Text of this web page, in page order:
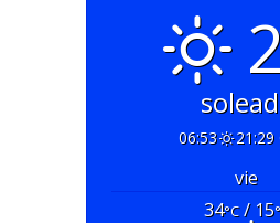
06:53 21:29
vie
34°C/ 15